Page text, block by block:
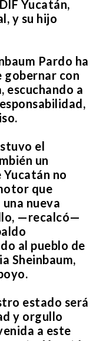
Yucatán,
y su hijo
Pardo ha
gobernar con
escuchando a
el
un
Yucatán no
que
nueva
—recalcó—
al pueblo de
Sheinbaum,
estado será
y orgullo
a este